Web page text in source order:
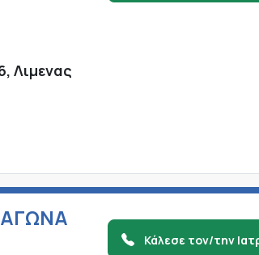
Λιμενας
Κάλεσε τον/την